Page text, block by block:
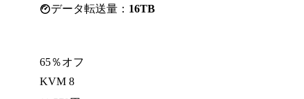
データ転送量： 16TB
65％オフ
KVM 8